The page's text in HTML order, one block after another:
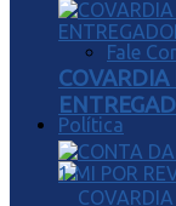
Fale
Política